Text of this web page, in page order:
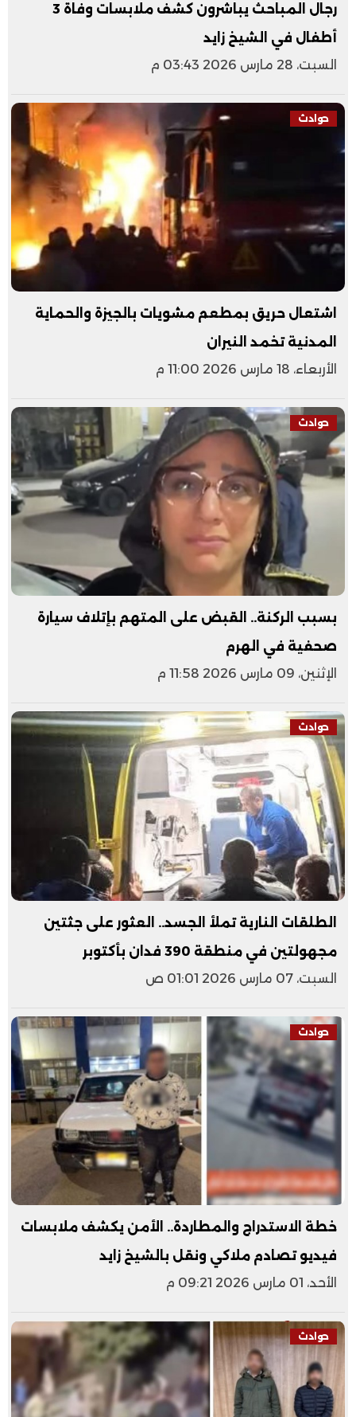
رجال المباحث يباشرون كشف ملابسات وفاة 3
أطفال في الشيخ زايد
السبت، 28 مارس 2026 03:43 م
حوادث
اشتعال حريق بمطعم مشويات بالجيزة والحماية
المدنية تخمد النيران
الأربعاء، 18 مارس 2026 11:00 م
حوادث
بسبب الركنة.. القبض على المتهم بإتلاف سيارة
صحفية في الهرم
الإثنين، 09 مارس 2026 11:58 م
حوادث
الطلقات النارية تملأ الجسد.. العثور على جثتين
مجهولتين في منطقة 390 فدان بأكتوبر
السبت، 07 مارس 2026 01:01 ص
حوادث
خطة الاستدراج والمطاردة.. الأمن يكشف ملابسات
فيديو تصادم ملاكي ونقل بالشيخ زايد
الأحد، 01 مارس 2026 09:21 م
حوادث